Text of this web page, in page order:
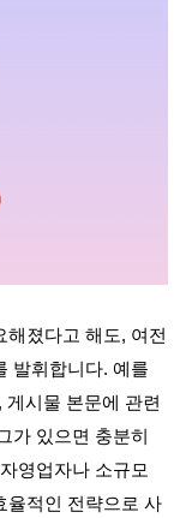
졌다고 해도, 여전
발휘합니다. 예를
게시물 본문에 관련
가 있으면 충분히
영업자나 소규모
율적인 전략으로 사